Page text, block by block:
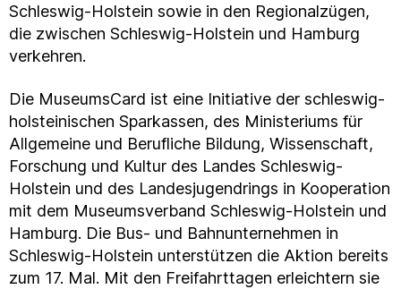
Schleswig-Holstein sowie in den Regionalzügen,
die zwischen Schleswig-Holstein und Hamburg
verkehren.
Die MuseumsCard ist eine Initiative der schleswig-
holsteinischen Sparkassen, des Ministeriums für
Allgemeine und Berufliche Bildung, Wissenschaft,
Forschung und Kultur des Landes Schleswig-
Holstein und des Landesjugendrings in Kooperation
mit dem Museumsverband Schleswig-Holstein und
Hamburg. Die Bus- und Bahnunternehmen in
Schleswig-Holstein unterstützen die Aktion bereits
zum 17. Mal. Mit den Freifahrttagen erleichtern sie